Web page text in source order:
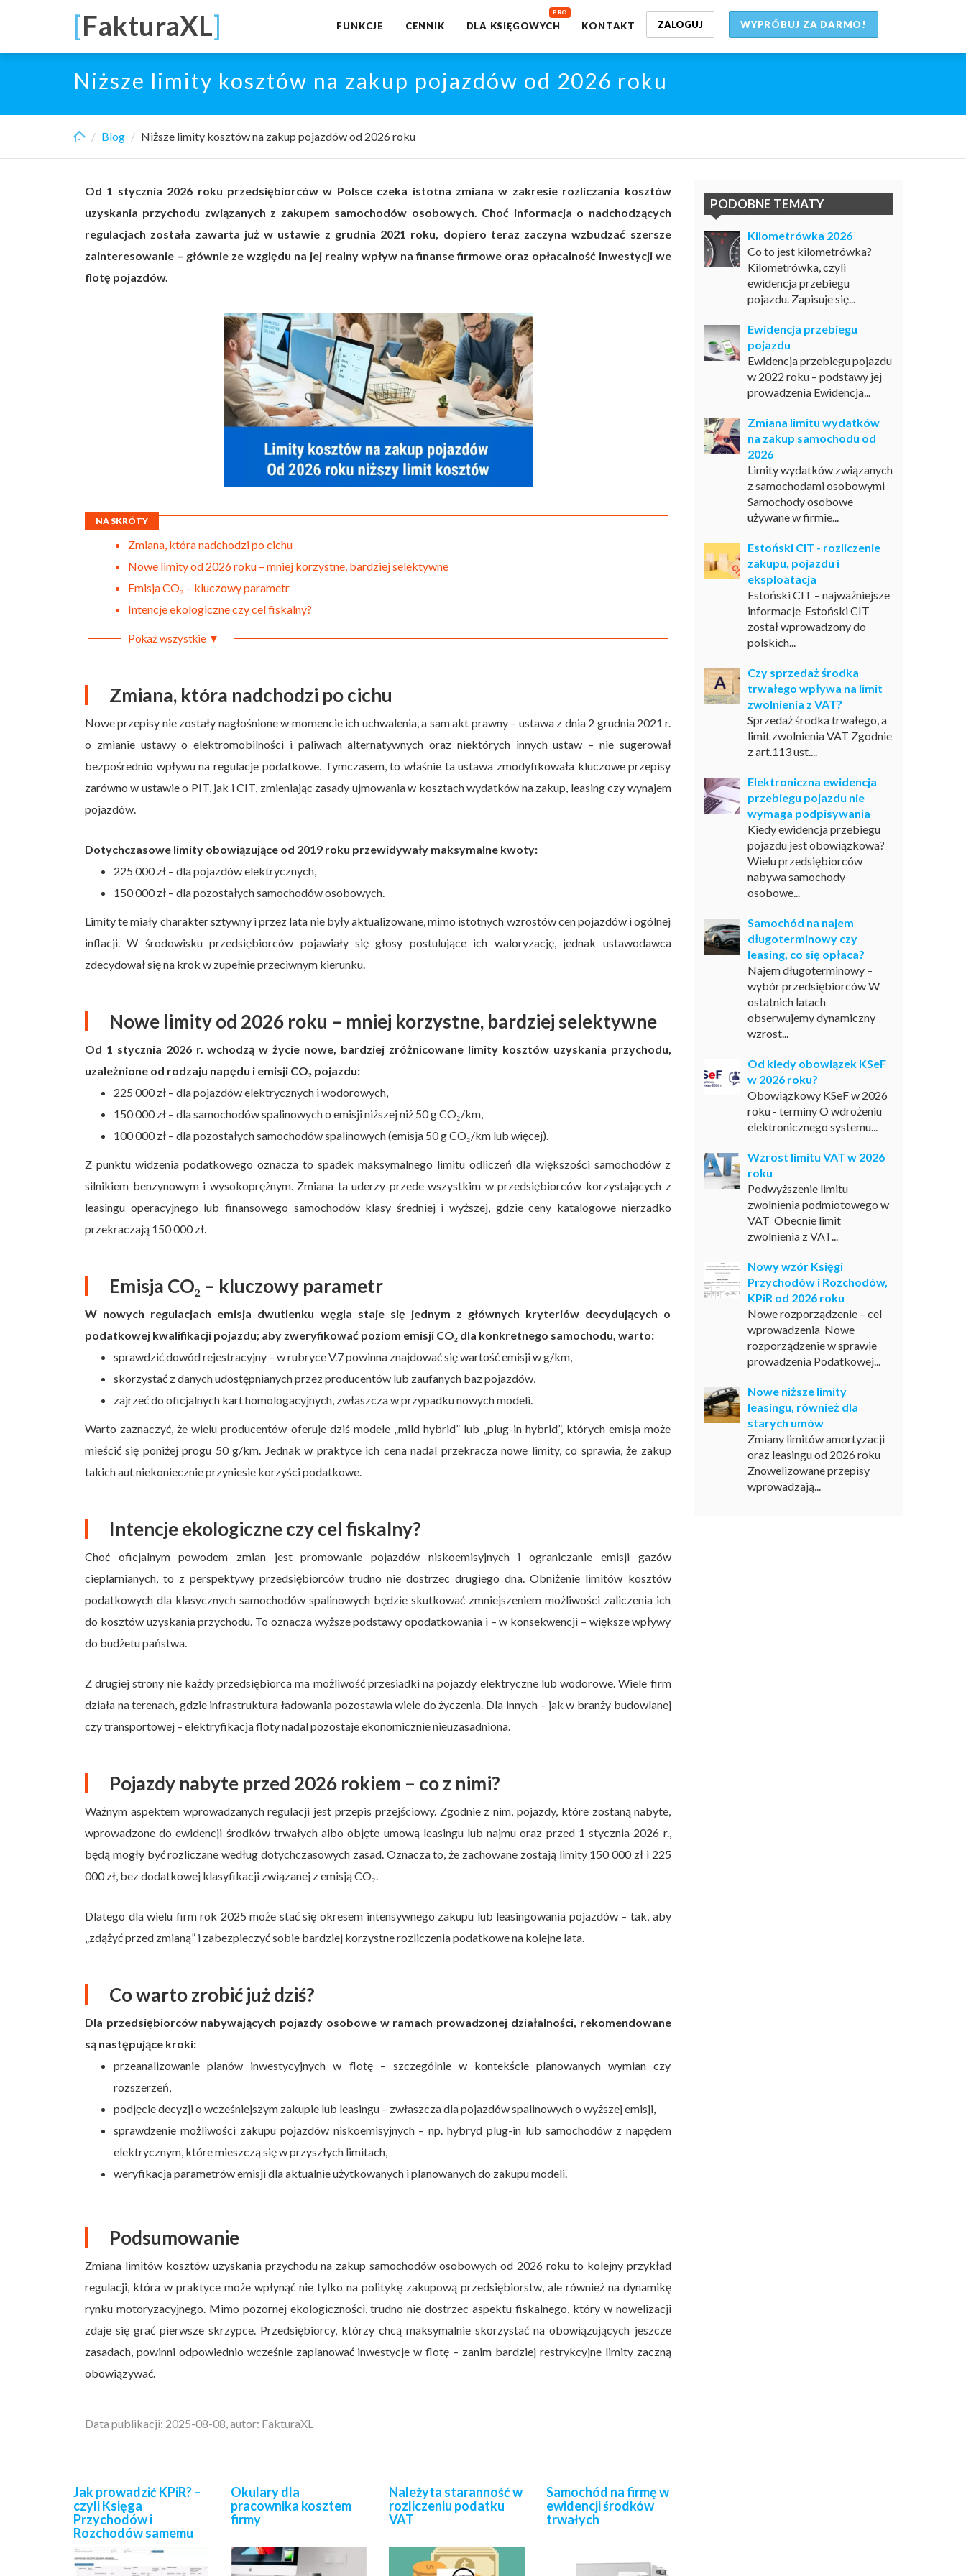
main
[FakturaXL] WYPRÓBUJ ZA DARMO!
ZALOGUJ
FUNKCJE CENNIK DLA KSIĘGOWYCH KONTAKT
Niższe limity kosztów na zakup pojazdów od 2026 roku
Blog Niższe limity kosztów na zakup pojazdów od 2026 roku
Od 1 stycznia 2026 roku przedsiębiorców w Polsce czeka istotna zmiana w zakresie rozliczania kosztów
uzyskania przychodu związanych z zakupem samochodów osobowych. Choć informacja o nadchodzących
regulacjach została zawarta już w ustawie z grudnia 2021 roku, dopiero teraz zaczyna wzbudzać szersze
zainteresowanie – głównie ze względu na jej realny wpływ na finanse firmowe oraz opłacalność inwestycji we
flotę pojazdów.
NA SKRÓTY
Zmiana, która nadchodzi po cichu
Nowe limity od 2026 roku – mniej korzystne, bardziej selektywne
Emisja CO₂ – kluczowy parametr
Intencje ekologiczne czy cel fiskalny?
Pokaż wszystkie ▼
Zmiana, która nadchodzi po cichu
Nowe przepisy nie zostały nagłośnione w momencie ich uchwalenia, a sam akt prawny – ustawa z dnia 2 grudnia 2021 r.
o zmianie ustawy o elektromobilności i paliwach alternatywnych oraz niektórych innych ustaw – nie sugerował
bezpośrednio wpływu na regulacje podatkowe. Tymczasem, to właśnie ta ustawa zmodyfikowała kluczowe przepisy
zarówno w ustawie o PIT, jak i CIT, zmieniając zasady ujmowania w kosztach wydatków na zakup, leasing czy wynajem
pojazdów.
Dotychczasowe limity obowiązujące od 2019 roku przewidywały maksymalne kwoty:
225 000 zł – dla pojazdów elektrycznych,
150 000 zł – dla pozostałych samochodów osobowych.
Limity te miały charakter sztywny i przez lata nie były aktualizowane, mimo istotnych wzrostów cen pojazdów i ogólnej
inflacji. W środowisku przedsiębiorców pojawiały się głosy postulujące ich waloryzację, jednak ustawodawca
zdecydował się na krok w zupełnie przeciwnym kierunku.
Nowe limity od 2026 roku – mniej korzystne, bardziej selektywne
Od 1 stycznia 2026 r. wchodzą w życie nowe, bardziej zróżnicowane limity kosztów uzyskania przychodu,
uzależnione od rodzaju napędu i emisji CO₂ pojazdu:
225 000 zł – dla pojazdów elektrycznych i wodorowych,
150 000 zł – dla samochodów spalinowych o emisji niższej niż 50 g CO₂/km,
100 000 zł – dla pozostałych samochodów spalinowych (emisja 50 g CO₂/km lub więcej).
Z punktu widzenia podatkowego oznacza to spadek maksymalnego limitu odliczeń dla większości samochodów z
silnikiem benzynowym i wysokoprężnym. Zmiana ta uderzy przede wszystkim w przedsiębiorców korzystających z
leasingu operacyjnego lub finansowego samochodów klasy średniej i wyższej, gdzie ceny katalogowe nierzadko
przekraczają 150 000 zł.
Emisja CO₂ – kluczowy parametr
W nowych regulacjach emisja dwutlenku węgla staje się jednym z głównych kryteriów decydujących o
podatkowej kwalifikacji pojazdu; aby zweryfikować poziom emisji CO₂ dla konkretnego samochodu, warto:
sprawdzić dowód rejestracyjny – w rubryce V.7 powinna znajdować się wartość emisji w g/km,
skorzystać z danych udostępnianych przez producentów lub zaufanych baz pojazdów,
zajrzeć do oficjalnych kart homologacyjnych, zwłaszcza w przypadku nowych modeli.
Warto zaznaczyć, że wielu producentów oferuje dziś modele „mild hybrid” lub „plug-in hybrid”, których emisja może
mieścić się poniżej progu 50 g/km. Jednak w praktyce ich cena nadal przekracza nowe limity, co sprawia, że zakup
takich aut niekoniecznie przyniesie korzyści podatkowe.
Intencje ekologiczne czy cel fiskalny?
Choć oficjalnym powodem zmian jest promowanie pojazdów niskoemisyjnych i ograniczanie emisji gazów
cieplarnianych, to z perspektywy przedsiębiorców trudno nie dostrzec drugiego dna. Obniżenie limitów kosztów
podatkowych dla klasycznych samochodów spalinowych będzie skutkować zmniejszeniem możliwości zaliczenia ich
do kosztów uzyskania przychodu. To oznacza wyższe podstawy opodatkowania i – w konsekwencji – większe wpływy
do budżetu państwa.
Z drugiej strony nie każdy przedsiębiorca ma możliwość przesiadki na pojazdy elektryczne lub wodorowe. Wiele firm
działa na terenach, gdzie infrastruktura ładowania pozostawia wiele do życzenia. Dla innych – jak w branży budowlanej
czy transportowej – elektryfikacja floty nadal pozostaje ekonomicznie nieuzasadniona.
Pojazdy nabyte przed 2026 rokiem – co z nimi?
Ważnym aspektem wprowadzanych regulacji jest przepis przejściowy. Zgodnie z nim, pojazdy, które zostaną nabyte,
wprowadzone do ewidencji środków trwałych albo objęte umową leasingu lub najmu oraz przed 1 stycznia 2026 r.,
będą mogły być rozliczane według dotychczasowych zasad. Oznacza to, że zachowane zostają limity 150 000 zł i 225
000 zł, bez dodatkowej klasyfikacji związanej z emisją CO₂.
Dlatego dla wielu firm rok 2025 może stać się okresem intensywnego zakupu lub leasingowania pojazdów – tak, aby
„zdążyć przed zmianą” i zabezpieczyć sobie bardziej korzystne rozliczenia podatkowe na kolejne lata.
Co warto zrobić już dziś?
Dla przedsiębiorców nabywających pojazdy osobowe w ramach prowadzonej działalności, rekomendowane
są następujące kroki:
przeanalizowanie planów inwestycyjnych w flotę – szczególnie w kontekście planowanych wymian czy
rozszerzeń,
podjęcie decyzji o wcześniejszym zakupie lub leasingu – zwłaszcza dla pojazdów spalinowych o wyższej emisji,
sprawdzenie możliwości zakupu pojazdów niskoemisyjnych – np. hybryd plug-in lub samochodów z napędem
elektrycznym, które mieszczą się w przyszłych limitach,
weryfikacja parametrów emisji dla aktualnie użytkowanych i planowanych do zakupu modeli.
Podsumowanie
Zmiana limitów kosztów uzyskania przychodu na zakup samochodów osobowych od 2026 roku to kolejny przykład
regulacji, która w praktyce może wpłynąć nie tylko na politykę zakupową przedsiębiorstw, ale również na dynamikę
rynku motoryzacyjnego. Mimo pozornej ekologiczności, trudno nie dostrzec aspektu fiskalnego, który w nowelizacji
zdaje się grać pierwsze skrzypce. Przedsiębiorcy, którzy chcą maksymalnie skorzystać na obowiązujących jeszcze
zasadach, powinni odpowiednio wcześnie zaplanować inwestycje w flotę – zanim bardziej restrykcyjne limity zaczną
obowiązywać.
Data publikacji: 2025-08-08, autor: FakturaXL
Jak prowadzić KPiR? –
czyli Księga
Przychodów i
Rozchodów samemu
Okulary dla
pracownika kosztem
firmy
Należyta staranność w
rozliczeniu podatku
VAT
Samochód na firmę w
ewidencji środków
trwałych
PODOBNE TEMATY
Kilometrówka 2026
Co to jest kilometrówka?
Kilometrówka, czyli
ewidencja przebiegu
pojazdu. Zapisuje się...
Ewidencja przebiegu
pojazdu
Ewidencja przebiegu pojazdu
w 2022 roku – podstawy jej
prowadzenia Ewidencja...
Zmiana limitu wydatków
na zakup samochodu od
2026
Limity wydatków związanych
z samochodami osobowymi
Samochody osobowe
używane w firmie...
Estoński CIT - rozliczenie
zakupu, pojazdu i
eksploatacja
Estoński CIT – najważniejsze
informacje Estoński CIT
został wprowadzony do
polskich...
Czy sprzedaż środka
trwałego wpływa na limit
zwolnienia z VAT?
Sprzedaż środka trwałego, a
limit zwolnienia VAT Zgodnie
z art.113 ust....
Elektroniczna ewidencja
przebiegu pojazdu nie
wymaga podpisywania
Kiedy ewidencja przebiegu
pojazdu jest obowiązkowa?
Wielu przedsiębiorców
nabywa samochody
osobowe...
Samochód na najem
długoterminowy czy
leasing, co się opłaca?
Najem długoterminowy –
wybór przedsiębiorców W
ostatnich latach
obserwujemy dynamiczny
wzrost...
Od kiedy obowiązek KSeF
w 2026 roku?
Obowiązkowy KSeF w 2026
roku - terminy O wdrożeniu
elektronicznego systemu...
Wzrost limitu VAT w 2026
roku
Podwyższenie limitu
zwolnienia podmiotowego w
VAT Obecnie limit
zwolnienia z VAT...
Nowy wzór Księgi
Przychodów i Rozchodów,
KPiR od 2026 roku
Nowe rozporządzenie – cel
wprowadzenia Nowe
rozporządzenie w sprawie
prowadzenia Podatkowej...
Nowe niższe limity
leasingu, również dla
starych umów
Zmiany limitów amortyzacji
oraz leasingu od 2026 roku
Znowelizowane przepisy
wprowadzają...